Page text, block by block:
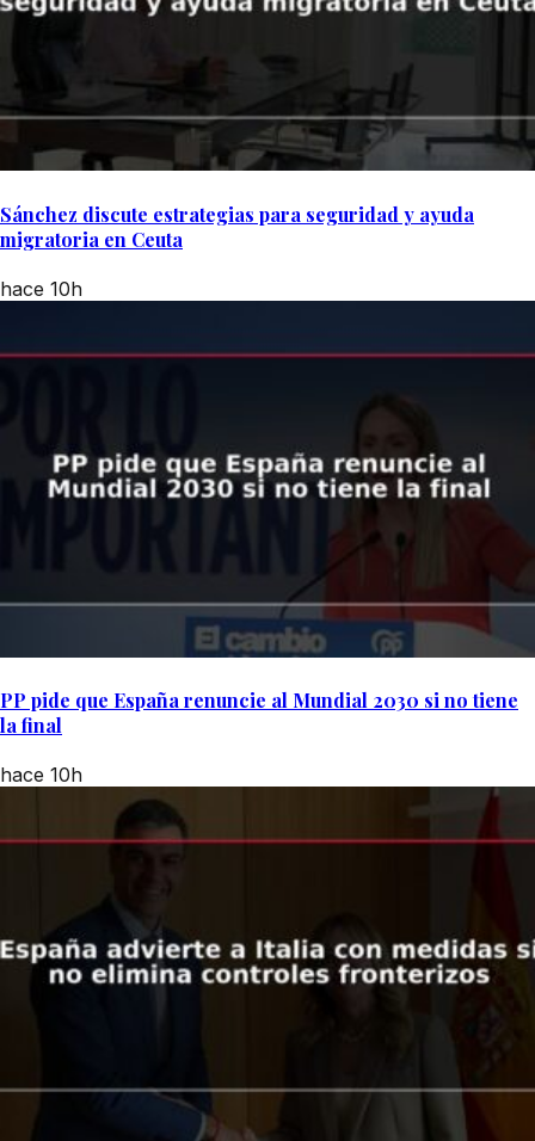
Sánchez discute estrategias para seguridad y ayuda
migratoria en Ceuta
hace 10h
PP pide que España renuncie al Mundial 2030 si no tiene
la final
hace 10h